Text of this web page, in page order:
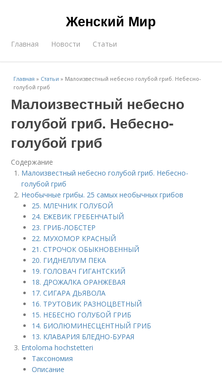
Женский Мир
Главная Новости Статьи
Главная » Статьи » Малоизвестный небесно голубой гриб. Небесно-
голубой гриб
Малоизвестный небесно
голубой гриб. Небесно-
голубой гриб
Содержание
Малоизвестный небесно голубой гриб. Небесно-
голубой гриб
Необычные грибы. 25 самых необычных грибов
25. МЛЕЧНИК ГОЛУБОЙ
24. ЕЖЕВИК ГРЕБЕНЧАТЫЙ
23. ГРИБ-ЛОБСТЕР
22. МУХОМОР КРАСНЫЙ
21. СТРОЧОК ОБЫКНОВЕННЫЙ
20. ГИДНЕЛЛУМ ПЕКА
19. ГОЛОВАЧ ГИГАНТСКИЙ
18. ДРОЖАЛКА ОРАНЖЕВАЯ
17. СИГАРА ДЬЯВОЛА
16. ТРУТОВИК РАЗНОЦВЕТНЫЙ
15. НЕБЕСНО ГОЛУБОЙ ГРИБ
14. БИОЛЮМИНЕСЦЕНТНЫЙ ГРИБ
13. КЛАВАРИЯ БЛЕДНО-БУРАЯ
Entoloma hochstetteri
Таксономия
Описание